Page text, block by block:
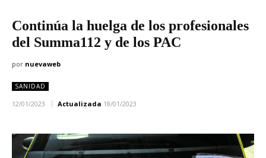
Continúa la huelga de los profesionales
del Summa112 y de los PAC
por nuevaweb
SANIDAD
12/01/2023 Actualizada 18/01/2023